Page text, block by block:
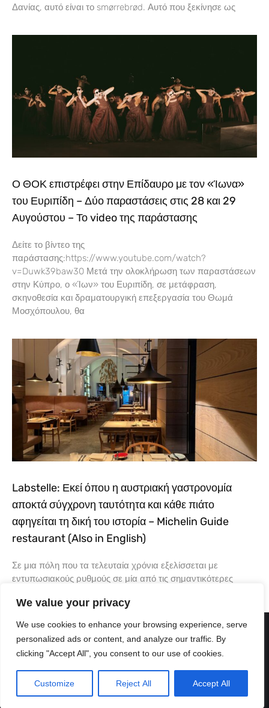
We value your privacy
We use cookies to enhance your browsing experience, serve
personalized ads or content, and analyze our traffic. By
clicking "Accept All", you consent to our use of cookies.
Customize Reject All Accept All
Δανίας, αυτό είναι το smørrebrød. Αυτό που ξεκίνησε ως
Ο ΘΟΚ επιστρέφει στην Επίδαυρο με τον «Ίωνα»
του Ευριπίδη – Δύο παραστάσεις στις 28 και 29
Αυγούστου – Το video της παράστασης
Δείτε το βίντεο της
παράστασης:https://www.youtube.com/watch?
v=Duwk39baw30 Μετά την ολοκλήρωση των παραστάσεων
στην Κύπρο, ο «Ίων» του Ευριπίδη, σε μετάφραση,
σκηνοθεσία και δραματουργική επεξεργασία του Θωμά
Μοσχόπουλου, θα
Labstelle: Εκεί όπου η αυστριακή γαστρονομία
αποκτά σύγχρονη ταυτότητα και κάθε πιάτο
αφηγείται τη δική του ιστορία – Michelin Guide
restaurant (Also in English)
Σε μια πόλη που τα τελευταία χρόνια εξελίσσεται με
εντυπωσιακούς ρυθμούς σε μία από τις σημαντικότερες
εστιατόρια που δεν ακολουθούν